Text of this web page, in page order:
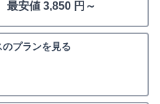
最安値 3,850 円～
プランを見る